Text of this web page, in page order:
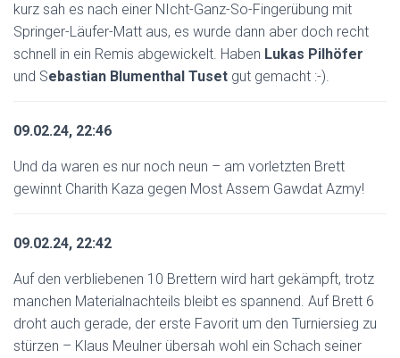
kurz sah es nach einer NIcht-Ganz-So-Fingerübung mit
Springer-Läufer-Matt aus, es wurde dann aber doch recht
schnell in ein Remis abgewickelt. Haben Lukas Pilhöfer
und Sebastian Blumenthal Tuset gut gemacht :-).
09.02.24, 22:46
Und da waren es nur noch neun – am vorletzten Brett
gewinnt Charith Kaza gegen Most Assem Gawdat Azmy!
09.02.24, 22:42
Auf den verbliebenen 10 Brettern wird hart gekämpft, trotz
manchen Materialnachteils bleibt es spannend. Auf Brett 6
droht auch gerade, der erste Favorit um den Turniersieg zu
stürzen – Klaus Meulner übersah wohl ein Schach seiner